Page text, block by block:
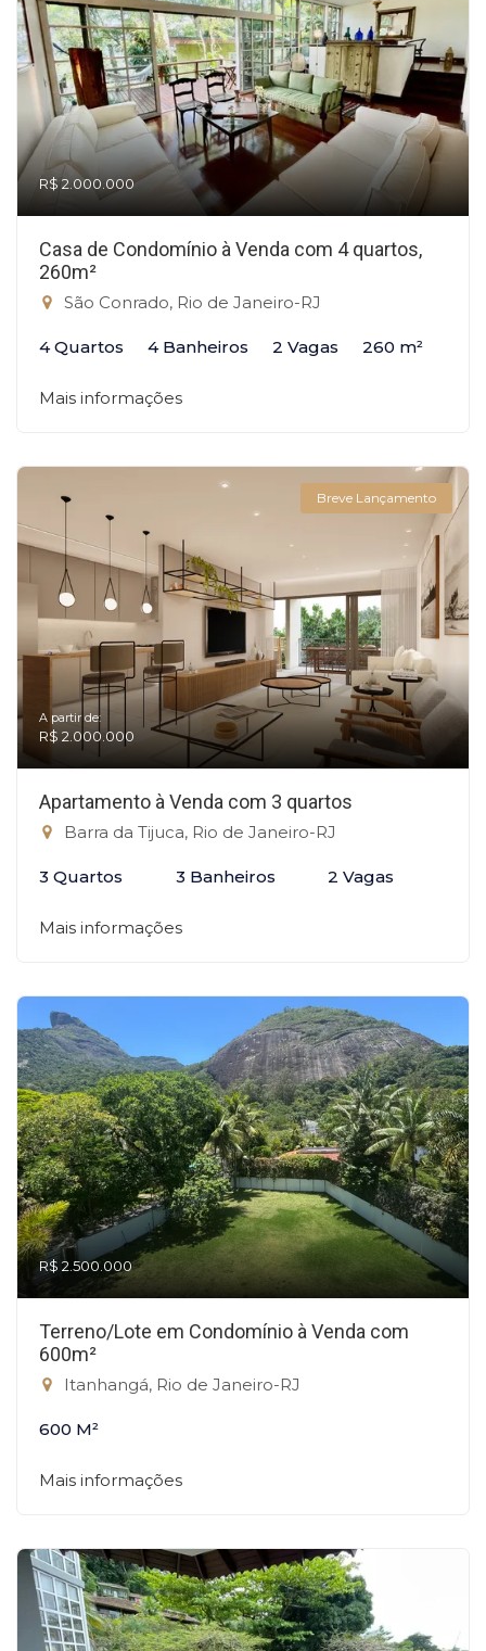
R$ 2.000.000
Casa de Condomínio à Venda com 4 quartos,
260m²
São Conrado, Rio de Janeiro-RJ
4 Quartos 4 Banheiros 2 Vagas 260 m²
Mais informações
Breve Lançamento
A partir de:
R$ 2.000.000
Apartamento à Venda com 3 quartos
Barra da Tijuca, Rio de Janeiro-RJ
3 Quartos 3 Banheiros 2 Vagas
Mais informações
R$ 2.500.000
Terreno/Lote em Condomínio à Venda com
600m²
Itanhangá, Rio de Janeiro-RJ
600 M²
Mais informações